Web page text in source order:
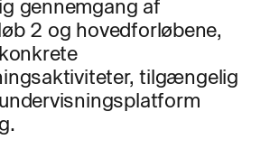
gennemgang af
2 og hovedforløbene,
tilgængelig